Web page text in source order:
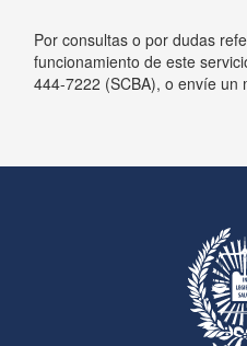
Por consultas o por dudas
funcionamiento de este
444-7222 (SCBA), o envíe un